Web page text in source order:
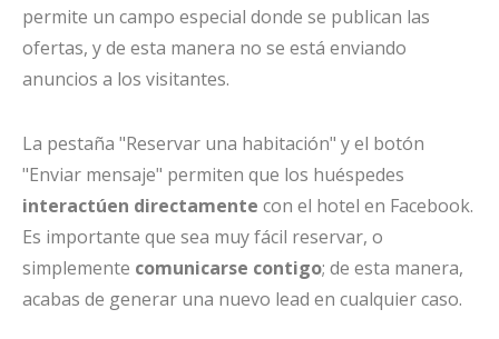
permite un campo especial donde se publican las
ofertas, y de esta manera no se está enviando
anuncios a los visitantes.
La pestaña "Reservar una habitación" y el botón
"Enviar mensaje" permiten que los huéspedes
interactúen directamente con el hotel en Facebook.
Es importante que sea muy fácil reservar, o
simplemente comunicarse contigo; de esta manera,
acabas de generar una nuevo lead en cualquier caso.